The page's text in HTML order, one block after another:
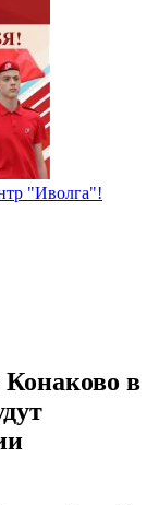
"Иволга"!
в